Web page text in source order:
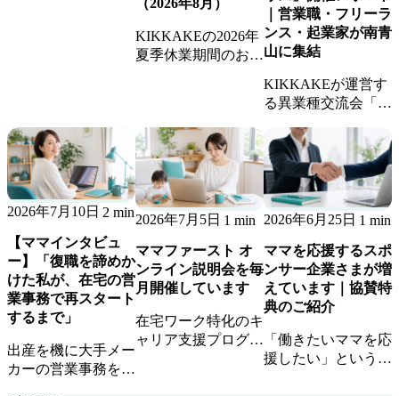
（2026年8月）
KIKKAKEの2026年
夏季休業期間のお知
稼働体制についてご
案内します。
｜営業職・フリーラ
ンス・起業家が南青
山に集結
KIKKAKEが運営す
る異業種交流会「モ
ート。営業職・フリ
ーランス・起業家が
集まり、新しいビジ
ネスのきっかけが生
まれました。
2026年7月10日 2 min
【ママインタビュ
ー】「復職を諦めか
けた私が、在宅の営
業事務で再スタート
するまで」
出産を機に大手メー
カーの営業事務を退
2026年7月5日 1 min
ママファースト オ
ンライン説明会を毎
月開催しています
在宅ワーク特化のキ
ャリア支援プログラ
2026年6月25日 1 min
ママを応援するスポ
ンサー企業さまが増
えています｜協賛特
典のご紹介
「働きたいママを応
援したい」という想